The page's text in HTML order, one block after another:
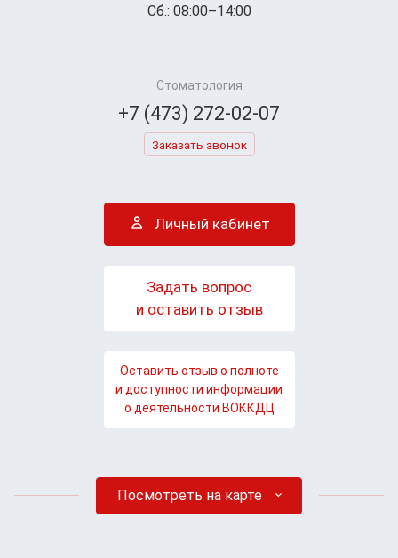
Сб.: 08:00–14:00
Стоматология
+7 (473) 272-02-07
Заказать звонок
Личный кабинет
Задать вопрос
и оставить отзыв
Оставить отзыв о полноте
и доступности информации
о деятельности ВОККДЦ
Посмотреть на карте